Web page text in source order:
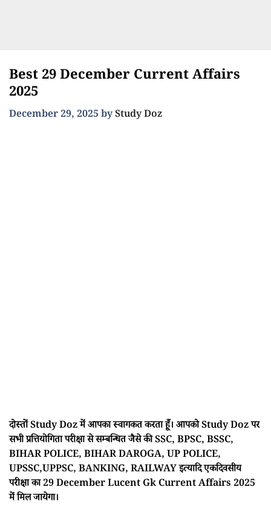
Best 29 December Current Affairs
2025
December 29, 2025 byStudy Doz
दोस्तों Study Doz में आपका स्वागकत करता हूँ। आपको Study Doz पर
सभी प्रत्तियोगिता परीक्षा से सम्बन्धित जैसे की SSC, BPSC, BSSC,
BIHAR POLICE, BIHAR DAROGA, UP POLICE,
UPSSC,UPPSC, BANKING, RAILWAY इत्यादि एकदिवसीय
परीक्षा का 29 December Lucent Gk Current Affairs 2025
में मिल जायेगा।